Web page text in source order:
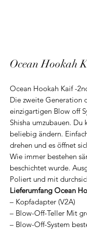
Ocean Hookah
Ocean Hookah Kaif -
Die zweite Generation
einzigartigen Blow off
Shisha umzubauen.
beliebig ändern.
drehen und es öffnet
Wie immer bestehen
beschichtet wurde.
Poliert und mit
Lieferumfang Ocean
– Kopfadapter (V2A)
– Blow-Off-Teller Mit
– Blow-Off-System